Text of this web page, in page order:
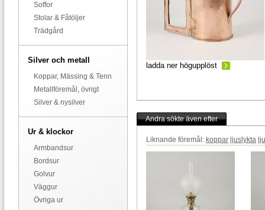
Soffor
Stolar & Fåtöljer
Trädgård
Silver och metall
Koppar, Mässing & Tenn
Metallföremål, övrigt
Silver & nysilver
Ur & klockor
Armbandsur
Bordsur
Golvur
Väggur
Övriga ur
ladda ner högupplöst
Andra sökte även efter
Liknande föremål: koppar ljuslykta